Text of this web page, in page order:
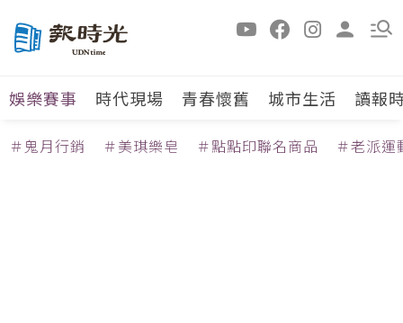
娛樂賽事 時代現場 青春懷舊 城市生活 讀報
＃鬼月行銷 ＃美琪樂皂 ＃點點印聯名商品 ＃老派運